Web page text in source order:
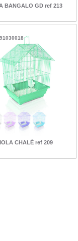
BANGALO GD ref 213
CHALÉ ref 209